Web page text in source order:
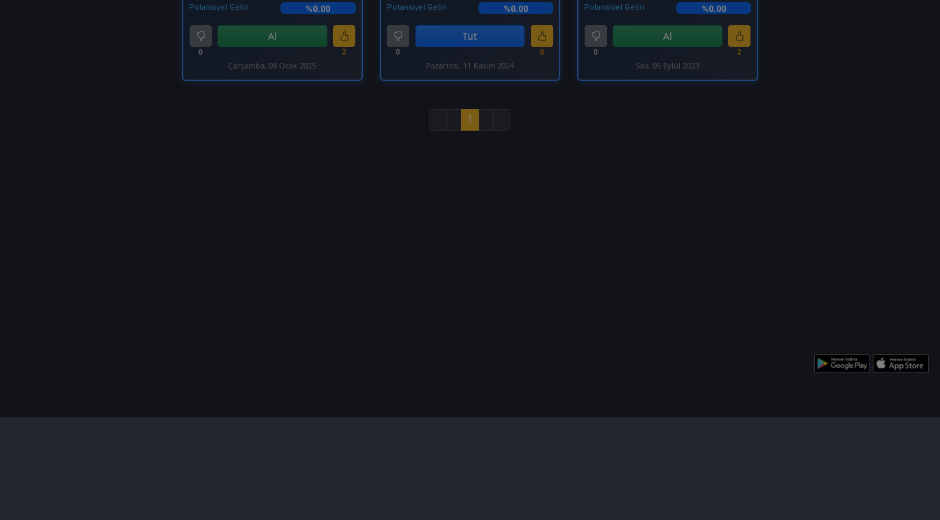
Potansiyel Getiri %0.00
0
Al
2
Çarşamba, 08 Ocak 2025
Potansiyel Getiri %0.00
0
Tut
0
Pazartesi, 11 Kasım 2024
Potansiyel Getiri %0.00
0
Al
2
Salı, 05 Eylül 2023
1